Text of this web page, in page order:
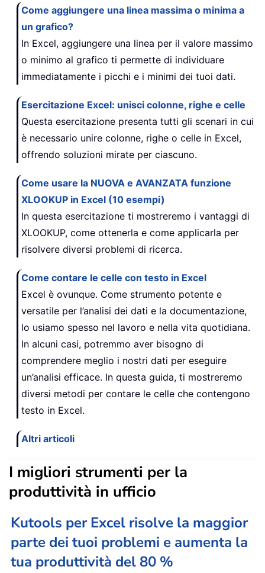
Come aggiungere una linea massima o minima a
un grafico?
In Excel, aggiungere una linea per il valore massimo
o minimo al grafico ti permette di individuare
immediatamente i picchi e i minimi dei tuoi dati.
Esercitazione Excel: unisci colonne, righe e celle
Questa esercitazione presenta tutti gli scenari in cui
è necessario unire colonne, righe o celle in Excel,
offrendo soluzioni mirate per ciascuno.
Come usare la NUOVA e AVANZATA funzione
XLOOKUP in Excel (10 esempi)
In questa esercitazione ti mostreremo i vantaggi di
XLOOKUP, come ottenerla e come applicarla per
risolvere diversi problemi di ricerca.
Come contare le celle con testo in Excel
Excel è ovunque. Come strumento potente e
versatile per l’analisi dei dati e la documentazione,
lo usiamo spesso nel lavoro e nella vita quotidiana.
In alcuni casi, potremmo aver bisogno di
comprendere meglio i nostri dati per eseguire
un’analisi efficace. In questa guida, ti mostreremo
diversi metodi per contare le celle che contengono
testo in Excel.
Altri articoli
I migliori strumenti per la
produttività in ufficio
Kutools per Excel risolve la maggior
parte dei tuoi problemi e aumenta la
tua produttività del 80 %